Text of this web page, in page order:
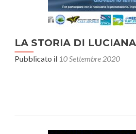
LA STORIA DI LUCIANA
Pubblicato il 10 Settembre 2020